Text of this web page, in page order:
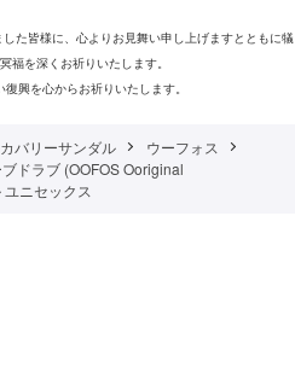
た皆様に、心よりお見舞い申し上げますとともに犠
福を深くお祈りいたします。
興を心からお祈りいたします。
バリーサンダル
ウーフォス
ドラブ (OOFOS Ooriginal
ニセックス